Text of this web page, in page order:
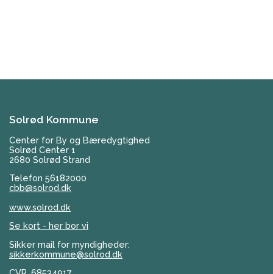
Solrød Kommune
Center for By og Bæredygtighed
Solrød Center 1
2680 Solrød Strand
Telefon 56182000
cbb@solrod.dk
www.solrod.dk
Se kort - her bor vi
Sikker mail for myndigheder:
sikkerkommune@solrod.dk